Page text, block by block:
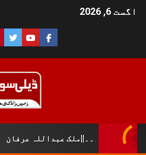
اگست 6, 2026
عبداللہ عرفان